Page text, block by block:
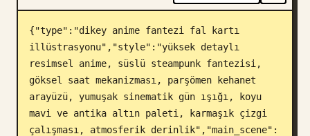
İndir
Blog
Güncellemeler
{"type":"dikey anime fantezi fal kartı
illüstrasyonu","style":"yüksek detaylı
resimsel anime, süslü steampunk fantezisi,
göksel saat mekanizması, parşömen kehanet
arayüzü, yumuşak sinematik gün ışığı, koyu
mavi ve antika altın paleti, karmaşık çizgi
çalışması, atmosferik derinlik","main_scene":